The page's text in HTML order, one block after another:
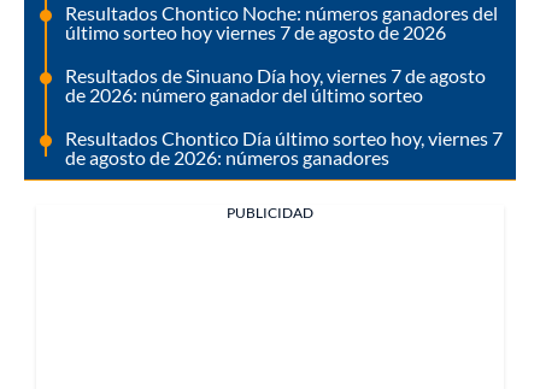
Resultados Chontico Noche: números ganadores del
último sorteo hoy viernes 7 de agosto de 2026
Resultados de Sinuano Día hoy, viernes 7 de agosto
de 2026: número ganador del último sorteo
Resultados Chontico Día último sorteo hoy, viernes 7
de agosto de 2026: números ganadores
PUBLICIDAD